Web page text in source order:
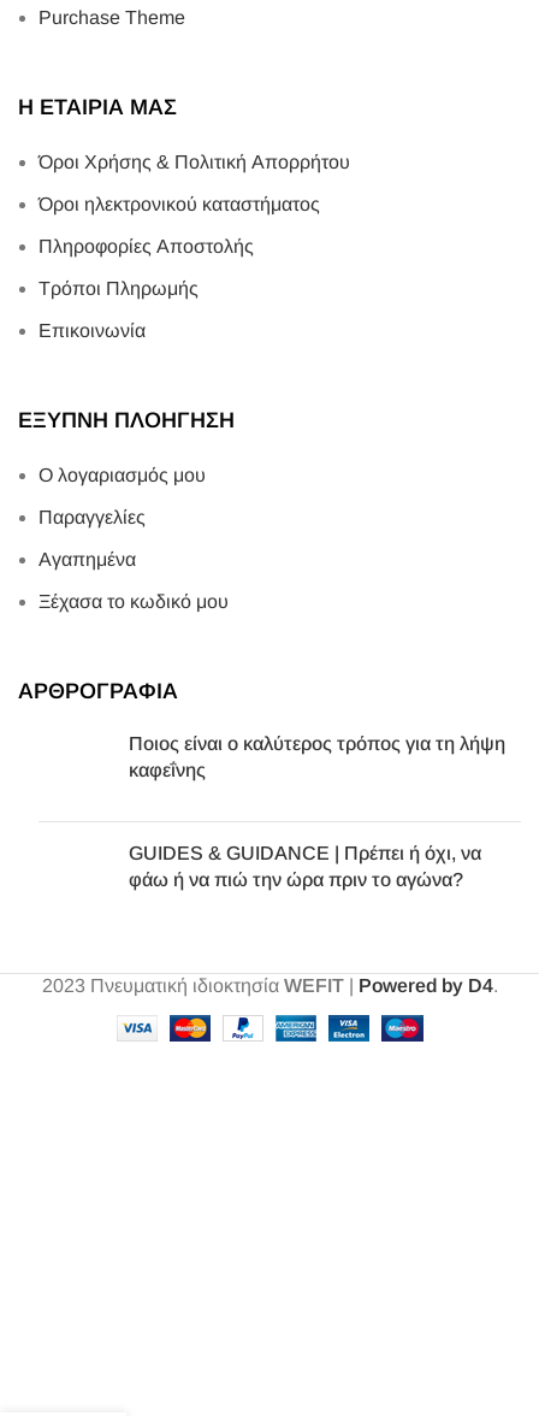
Purchase Theme
Η ΕΤΑΙΡΙΑ ΜΑΣ
Όροι Χρήσης & Πολιτική Απορρήτου
Όροι ηλεκτρονικού καταστήματος
Πληροφορίες Αποστολής
Τρόποι Πληρωμής
Επικοινωνία
ΕΞΥΠΝΗ ΠΛΟΗΓΗΣΗ
Ο λογαριασμός μου
Παραγγελίες
Αγαπημένα
Ξέχασα το κωδικό μου
ΑΡΘΡΟΓΡΑΦΙΑ
Ποιος είναι ο καλύτερος τρόπος για τη λήψη
καφεΐνης
GUIDES & GUIDANCE | Πρέπει ή όχι, να
φάω ή να πιώ την ώρα πριν το αγώνα?
2023 Πνευματική ιδιοκτησία WEFIT| Powered by D4.